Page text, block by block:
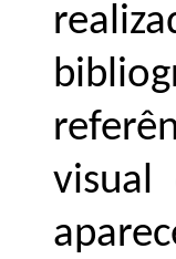
visual